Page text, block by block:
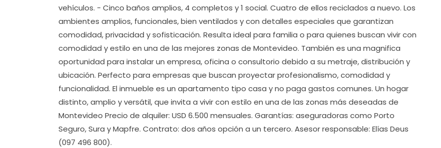
vehículos. - Cinco baños amplios, 4 completos y 1 social. Cuatro de ellos reciclados a nuevo. Los
ambientes amplios, funcionales, bien ventilados y con detalles especiales que garantizan
comodidad, privacidad y sofisticación. Resulta ideal para familia o para quienes buscan vivir con
comodidad y estilo en una de las mejores zonas de Montevideo. También es una magnifica
oportunidad para instalar un empresa, oficina o consultorio debido a su metraje, distribución y
ubicación. Perfecto para empresas que buscan proyectar profesionalismo, comodidad y
funcionalidad. El inmueble es un apartamento tipo casa y no paga gastos comunes. Un hogar
distinto, amplio y versátil, que invita a vivir con estilo en una de las zonas más deseadas de
Montevideo Precio de alquiler: USD 6.500 mensuales. Garantías: aseguradoras como Porto
Seguro, Sura y Mapfre. Contrato: dos años opción a un tercero. Asesor responsable: Elías Deus
(097 496 800).